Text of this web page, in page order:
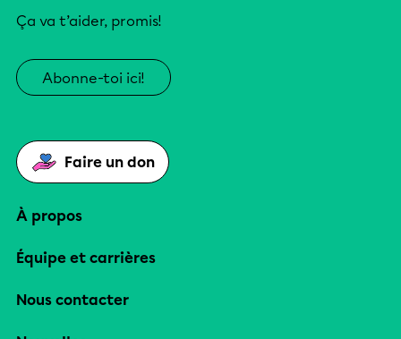
Ça va t’aider, promis!
Abonne-toi ici!
Faire un don
À propos
Équipe et carrières
Nous contacter